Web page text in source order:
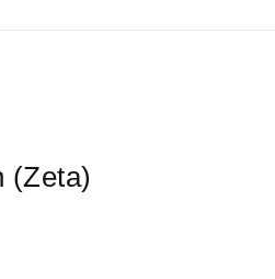
(Zeta)